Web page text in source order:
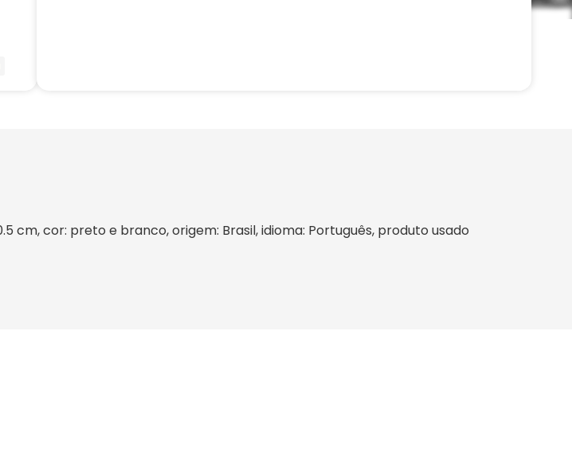
cm, cor: preto e branco, origem: Brasil, idioma: Português, produto usado